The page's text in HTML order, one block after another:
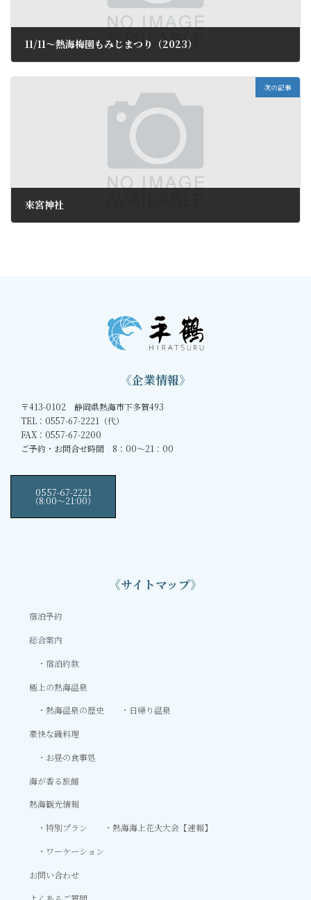
11/11～熱海梅園もみじまつり（2023）
次の記事
來宮神社
《企業情報》
〒413-0102 静岡県熱海市下多賀493
TEL：0557-67-2221（代）
FAX：0557-67-2200
ご予約・お問合せ時間 8：00～21：00
0557-67-2221
（8:00〜21:00）
《サイトマップ》
宿泊予約
総合案内
宿泊約款
極上の熱海温泉
熱海温泉の歴史
日帰り温泉
豪快な磯料理
お昼の食事処
海が香る旅館
熱海観光情報
特別プラン
熱海海上花火大会【速報】
ワーケーション
お問い合わせ